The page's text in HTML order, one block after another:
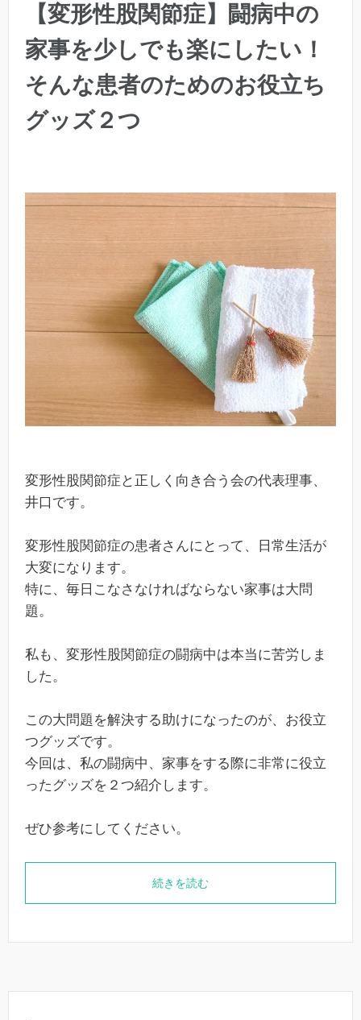
【変形性股関節症】闘病中の
家事を少しでも楽にしたい！
そんな患者のためのお役立ち
グッズ２つ
変形性股関節症と正しく向き合う会の代表理事、
井口です。
変形性股関節症の患者さんにとって、日常生活が
大変になります。
特に、毎日こなさなければならない家事は大問
題。
私も、変形性股関節症の闘病中は本当に苦労しま
した。
この大問題を解決する助けになったのが、お役立
つグッズです。
今回は、私の闘病中、家事をする際に非常に役立
ったグッズを２つ紹介します。
ぜひ参考にしてください。
続きを読む